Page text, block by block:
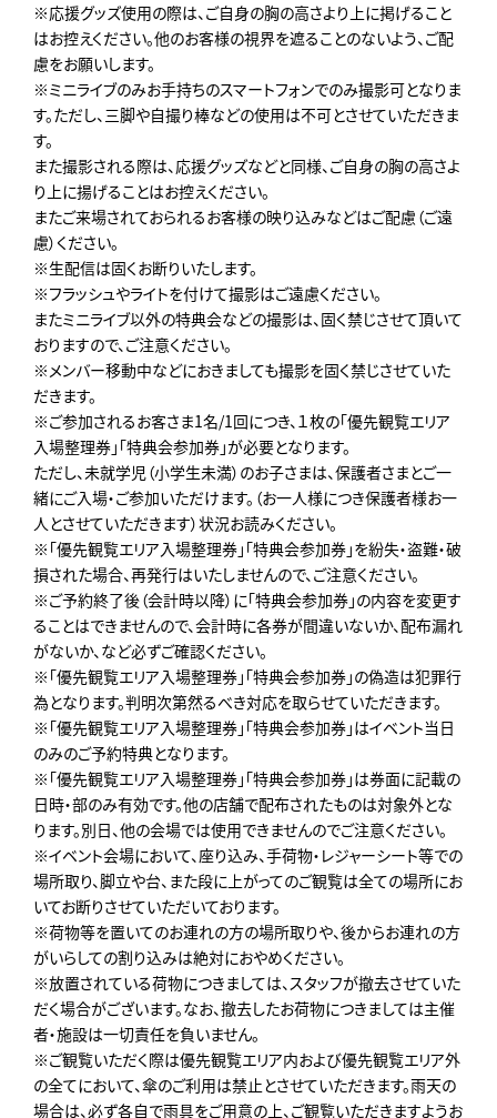
※応援グッズ使用の際は、ご自身の胸の高さより上に掲げること
はお控えください。他のお客様の視界を遮ることのないよう、ご配
慮をお願いします。
※ミニライブのみお手持ちのスマートフォンでのみ撮影可となりま
す。ただし、三脚や自撮り棒などの使用は不可とさせていただきま
す。
また撮影される際は、応援グッズなどと同様、ご自身の胸の高さよ
り上に揚げることはお控えください。
またご来場されておられるお客様の映り込みなどはご配慮（ご遠
慮）ください。
※生配信は固くお断りいたします。
※フラッシュやライトを付けて撮影はご遠慮ください。
またミニライブ以外の特典会などの撮影は、固く禁じさせて頂いて
おりますので、ご注意ください。
※メンバー移動中などにおきましても撮影を固く禁じさせていた
だきます。
※ご参加されるお客さま1名/1回につき、１枚の「優先観覧エリア
入場整理券」「特典会参加券」が必要となります。
ただし、未就学児（小学生未満）のお子さまは、保護者さまとご一
緒にご入場・ご参加いただけます。（お一人様につき保護者様お一
人とさせていただきます）状況お読みください。
※「優先観覧エリア入場整理券」「特典会参加券」を紛失・盗難・破
損された場合、再発行はいたしませんので、ご注意ください。
※ご予約終了後（会計時以降）に「特典会参加券」の内容を変更す
ることはできませんので、会計時に各券が間違いないか、配布漏れ
がないか、など必ずご確認ください。
※「優先観覧エリア入場整理券」「特典会参加券」の偽造は犯罪行
為となります。判明次第然るべき対応を取らせていただきます。
※「優先観覧エリア入場整理券」「特典会参加券」はイベント当日
のみのご予約特典となります。
※「優先観覧エリア入場整理券」「特典会参加券」は券面に記載の
日時・部のみ有効です。他の店舗で配布されたものは対象外とな
ります。別日、他の会場では使用できませんのでご注意ください。
※イベント会場において、座り込み、手荷物・レジャーシート等での
場所取り、脚立や台、また段に上がってのご観覧は全ての場所にお
いてお断りさせていただいております。
※荷物等を置いてのお連れの方の場所取りや、後からお連れの方
がいらしての割り込みは絶対におやめください。
※放置されている荷物につきましては、スタッフが撤去させていた
だく場合がございます。なお、撤去したお荷物につきましては主催
者・施設は一切責任を負いません。
※ご観覧いただく際は優先観覧エリア内および優先観覧エリア外
の全てにおいて、傘のご利用は禁止とさせていただきます。雨天の
場合は、必ず各自で雨具をご用意の上、ご観覧いただきますようお